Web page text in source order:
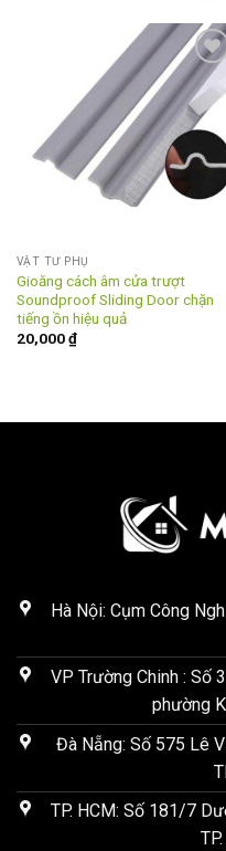
Add to
wishlist
VẬT TƯ PHỤ
Gioăng cách âm cửa trượt
Soundproof Sliding Door chặn
tiếng ồn hiệu quả
20,000₫
Hà Nội: Cụm Công
VP Trường Chinh : Số
phường
Đà Nẵng: Số 575 Lê
TP. HCM: Số 181/7